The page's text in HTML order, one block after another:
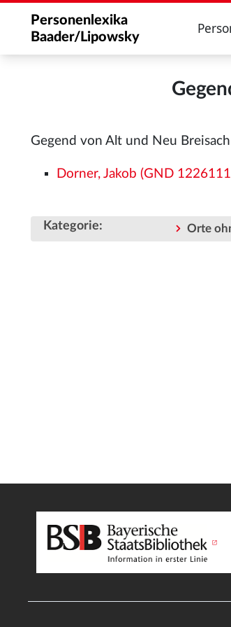
Personenlexika
Baader/Lipowsky
Gegend von Alt und Neu
Dorner, Jakob (GND
Kategorie: Orte